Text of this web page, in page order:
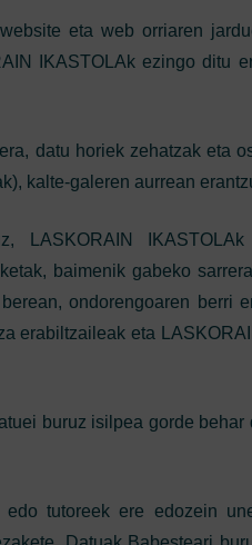
eta web orriaren
IKASTOLAk ezingo ditu
datu horiek zehatzak eta
kalte-galeren aurrean
LASKORAIN IKASTOLAk
baimenik gabeko
ondorengoaren berri
erabiltzaileak eta
buruz isilpea gorde
tutoreek ere edozein